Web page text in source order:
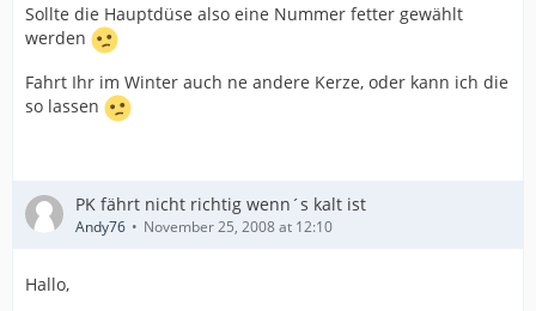
Sollte die Hauptdüse also eine Nummer fetter gewählt
werden
Fahrt Ihr im Winter auch ne andere Kerze, oder kann ich die
so lassen
PK fährt nicht richtig wenn´s kalt ist
Andy76 November 25, 2008 at 12:10
Hallo,